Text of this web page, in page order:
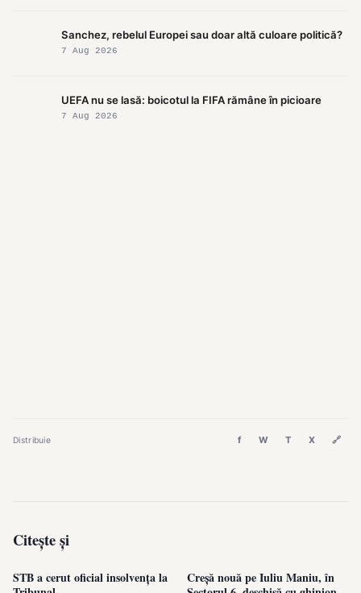
Sanchez, rebelul Europei sau doar altă culoare politică?
7 Aug 2026
UEFA nu se lasă: boicotul la FIFA rămâne în picioare
7 Aug 2026
Distribuie f W T X 🔗
Citește și
STB a cerut oficial insolvența la
Creșă nouă pe Iuliu Maniu, în